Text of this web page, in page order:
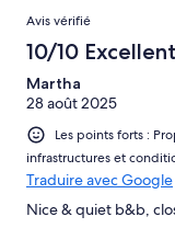
Avis vérifié
10/10 Excellent
Martha
28 août 2025
Les points forts :
infrastructures et
Traduire avec Google
Nice & quiet b&b,